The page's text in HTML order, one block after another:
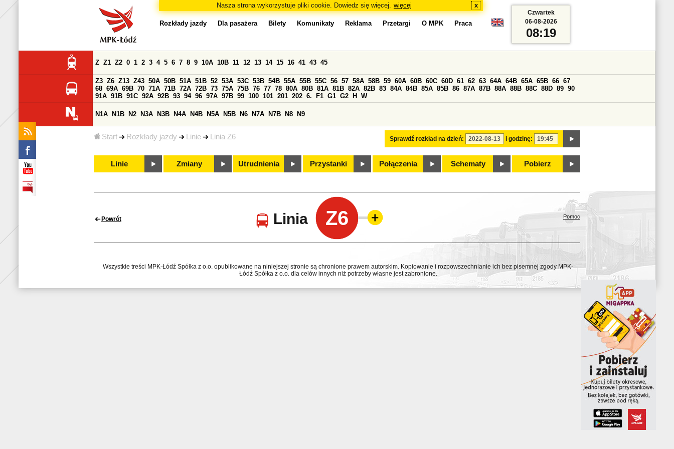
Nasza strona wykorzystuje pliki cookie. Dowiedz się więcej. więcej x
Start Rozkłady jazdy Linie Linia Z6
Rozkłady jazdy Dla pasażera Bilety Komunikaty Reklama Przetargi O MPK Praca
Sprawdź rozkład na dzień: i godzinę:
Z Z1 Z2 0 1 2 3 4 5 6 7 8 9 10A 10B 11 12 13 14 15 16 41 43 45
Z3 Z6 Z13 Z43 50A 50B 51A 51B 52 53A 53C 53B 54B 55A 55B 55C 56 57 58A 58B 59 60A 60B 60C 60D 61 62 63 64A 64B 65A 65B 66 67
68 69A 69B 70 71A 71B 72A 72B 73 75A 75B 76 77 78 80A 80B 81A 81B 82A 82B 83 84A 84B 85A 85B 86 87A 87B 88A 88B 88C 88D 89 90
91A 91B 91C 92A 92B 93 94 96 97A 97B 99 100 101 201 202 6. F1 G1 G2 H W
N1A N1B N2 N3A N3B N4A N4B N5A N5B N6 N7A N7B N8 N9
Linie Zmiany Utrudnienia Przystanki Połączenia Schematy Pobierz
Czwartek
06-08-2026
08:19
Powrót Linia Z6 Pomoc
Wszystkie treści MPK-Łódź Spółka z o.o. opublikowane na niniejszej stronie są chronione prawem autorskim. Kopiowanie i rozpowszechnianie ich bez pisemnej zgody MPK-
Łódź Spółka z o.o. dla celów innych niż potrzeby własne jest zabronione.